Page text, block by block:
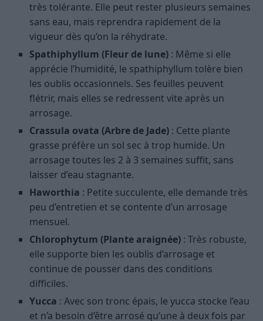
très tolérante. Elle peut rester plusieurs semaines
sans eau, mais reprendra rapidement de la
vigueur dès qu’on la réhydrate.
Spathiphyllum (Fleur de lune) : Même si elle
apprécie l’humidité, le spathiphyllum tolère bien
les oublis occasionnels. Ses feuilles peuvent
flétrir, mais elles se redressent vite après un
arrosage.
Crassula ovata (Arbre de Jade) : Cette plante
grasse préfère un sol sec à trop humide. Un
arrosage toutes les 2 à 3 semaines suffit, sans
laisser d’eau stagnante.
Haworthia : Petite succulente, elle demande très
peu d’entretien et se contente d’un arrosage
mensuel.
Chlorophytum (Plante araignée) : Très robuste,
elle supporte bien les oublis d’arrosage et
continue de pousser dans des conditions
difficiles.
Yucca : Avec son tronc épais, le yucca stocke l’eau
et n’a besoin d’être arrosé qu’une à deux fois par